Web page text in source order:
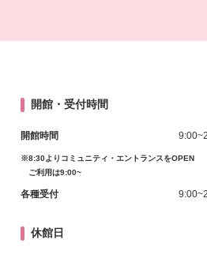
開館・受付時間
開館時間
※8:30よりコミュニティ・エントランスをOPEN
ご利用は9:00~
各種受付
休館日